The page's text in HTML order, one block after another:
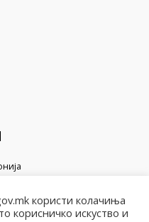
користи колачиња
корисничко искуство и